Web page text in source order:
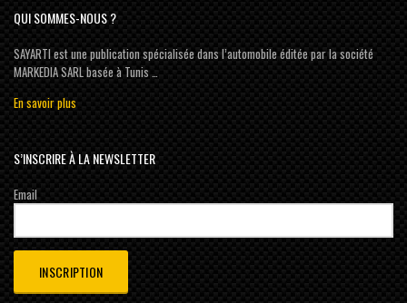
QUI SOMMES-NOUS ?
SAYARTI est une publication spécialisée dans l’automobile éditée par la société
MARKEDIA SARL basée à Tunis …
En savoir plus
S’INSCRIRE À LA NEWSLETTER
Email